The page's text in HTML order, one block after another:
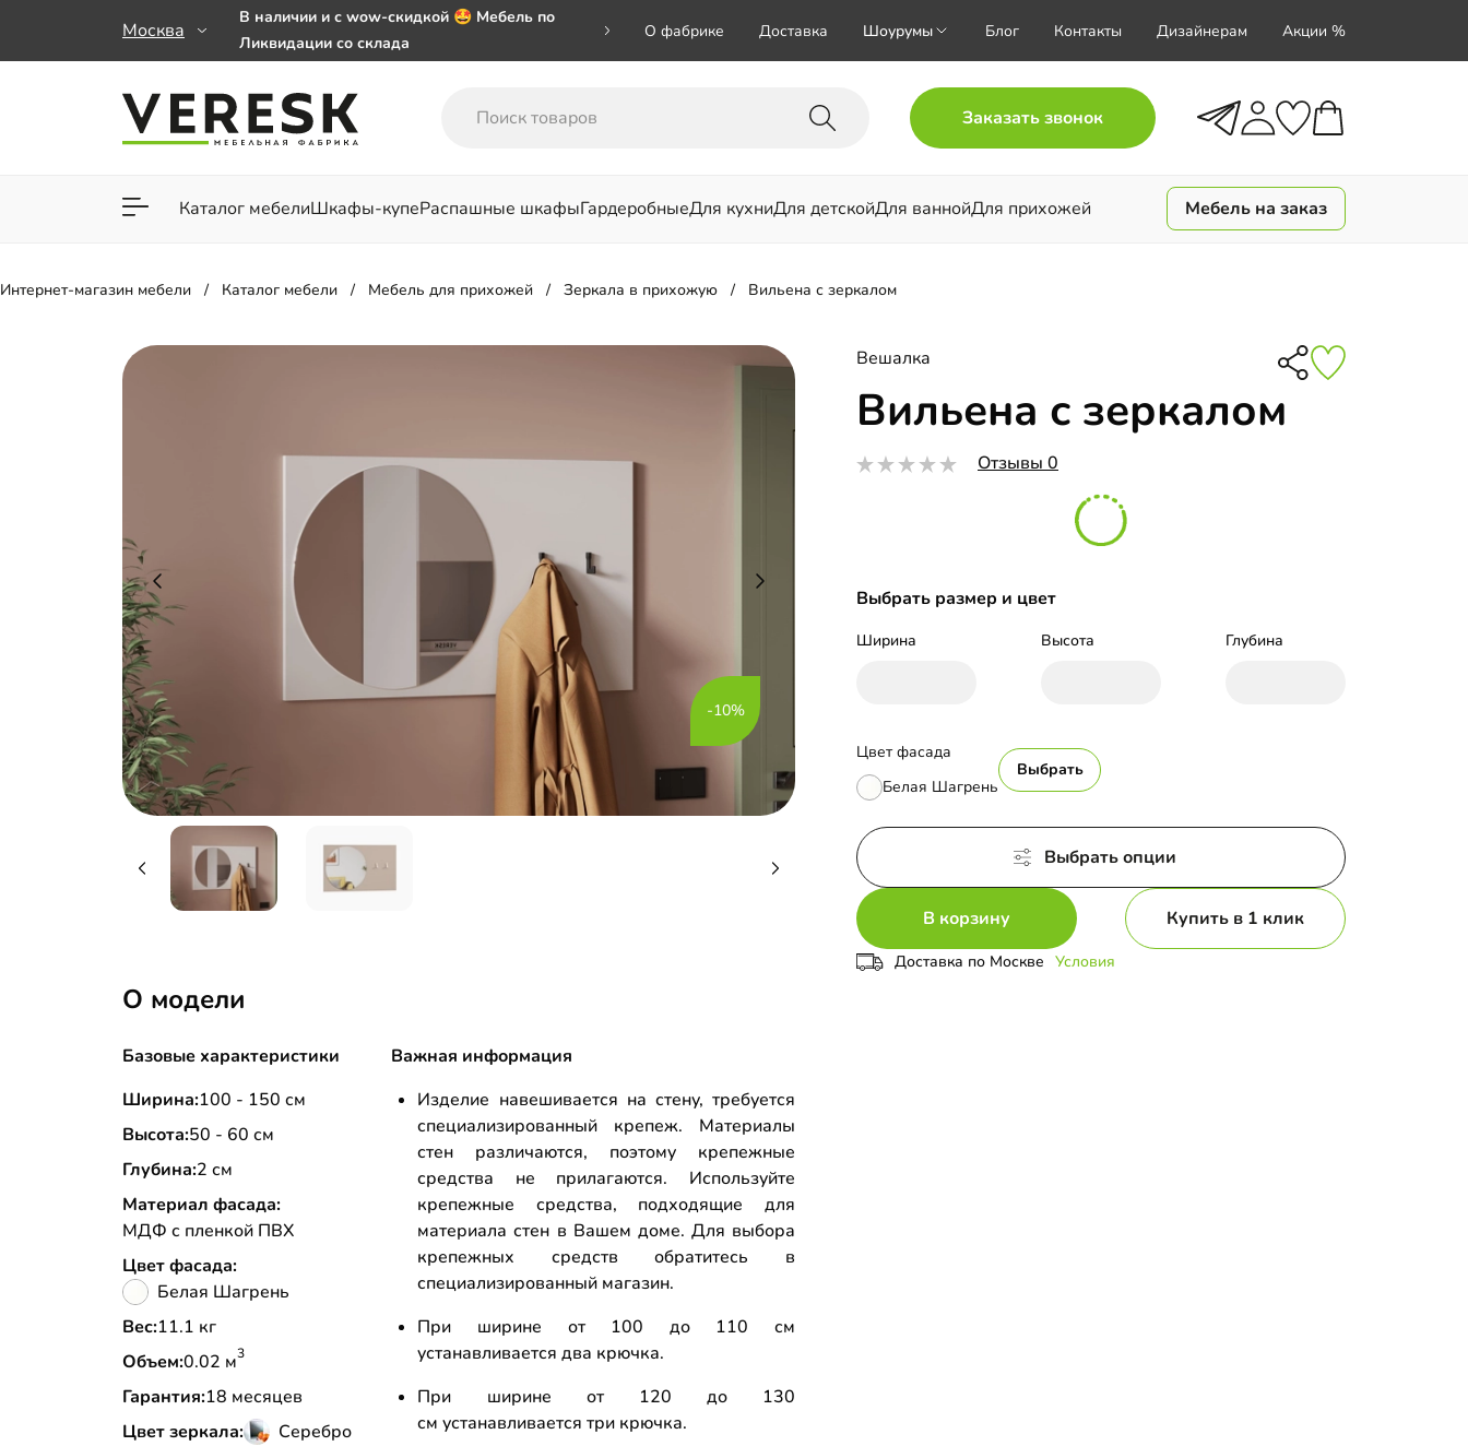
Москва
В наличии и с wow-скидкой 🤩 Мебель по
Ликвидации со склада
заказе от 50 000 ₽
Важно! Наш Whatsapp переехал на номер
О фабрике Доставка Шоурумы Блог Контакты Дизайнерам Акции %
Заказать звонок
Каталог мебелиШкафы-купеРаспашные шкафыГардеробныеДля кухниДля детскойДля ваннойДля прихожей
Для гостиной
Мебель на заказ
Интернет-магазин мебели Каталог мебели Мебель для прихожей Зеркала в прихожую Вильена с зеркалом
-10%
Вешалка
Вильена с зеркалом
Отзывы 0
Выбрать размер и цвет
Ширина Высота Глубина
Цвет фасада
Белая Шагрень
Выбрать
Выбрать опции
В корзину Купить в 1 клик
Доставка по Москве Условия
О модели
Базовые характеристики
Ширина:100 - 150 см
Высота:50 - 60 см
Глубина:2 см
Материал фасада:
МДФ с пленкой ПВХ
Цвет фасада:
Белая Шагрень
Вес:
11.1 кг
Объем:
0.02 м3
Гарантия:18 месяцев
Цвет зеркала:
Серебро
Важная информация
Изделие навешивается на стену, требуется
специализированный крепеж. Материалы
стен различаются, поэтому крепежные
средства не прилагаются. Используйте
крепежные средства, подходящие для
материала стен в Вашем доме. Для выбора
крепежных средств обратитесь в
специализированный магазин.
При ширине от 100 до 110 см
устанавливается два крючка.
При ширине от 120 до 130
см устанавливается три крючка.